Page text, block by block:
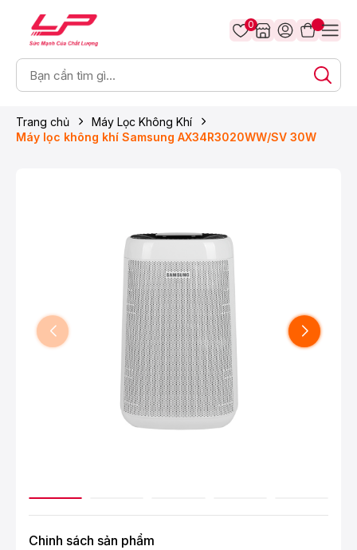
0
Trang chủ
Máy Lọc Không Khí
Máy lọc không khí Samsung AX34R3020WW/SV 30W
Chinh sách sản phẩm